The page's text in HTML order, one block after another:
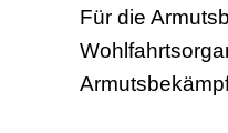
Für die